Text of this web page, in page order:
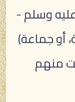
وسلم -
أو جماعة)
منهم